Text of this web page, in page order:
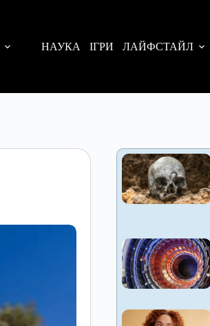
НАУКА ІГРИ ЛАЙФСТАЙЛ